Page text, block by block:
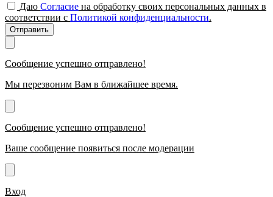
Даю Согласие на обработку своих персональных данных в
соответствии с Политикой конфиденциальности.
Отправить
Сообщение успешно отправлено!
Мы перезвоним Вам в ближайшее время.
Сообщение успешно отправлено!
Ваше сообщение появиться после модерации
Вход